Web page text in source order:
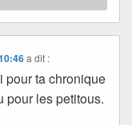
a dit :
pour ta chronique
pour les petitous.